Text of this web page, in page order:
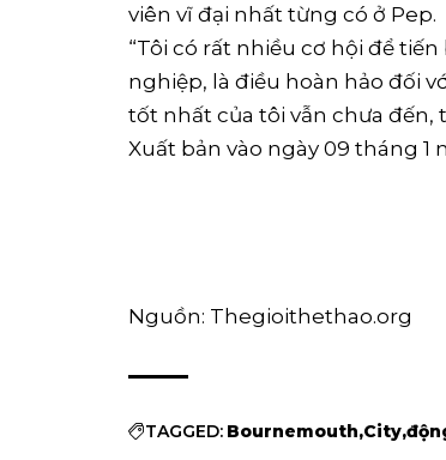
viên vĩ đại nhất từng có ở Pep.
“Tôi có rất nhiều cơ hội để
nghiệp, ​là điều hoàn hảo đối
tốt nhất của tôi vẫn chưa đến,
Xuất bản vào ngày 09 tháng 1
Nguồn: Thegioithethao.org
TAGGED: Bournemouth City